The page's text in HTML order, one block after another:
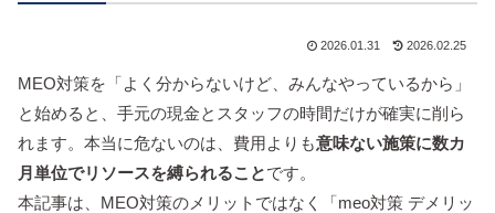
2026.01.31 2026.02.25
MEO対策を「よく分からないけど、みんなやっているから」
と始めると、手元の現金とスタッフの時間だけが確実に削ら
れます。本当に危ないのは、費用よりも意味ない施策に数カ
月単位でリソースを縛られることです。
本記事は、MEO対策のメリットではなく「meo対策 デメリッ